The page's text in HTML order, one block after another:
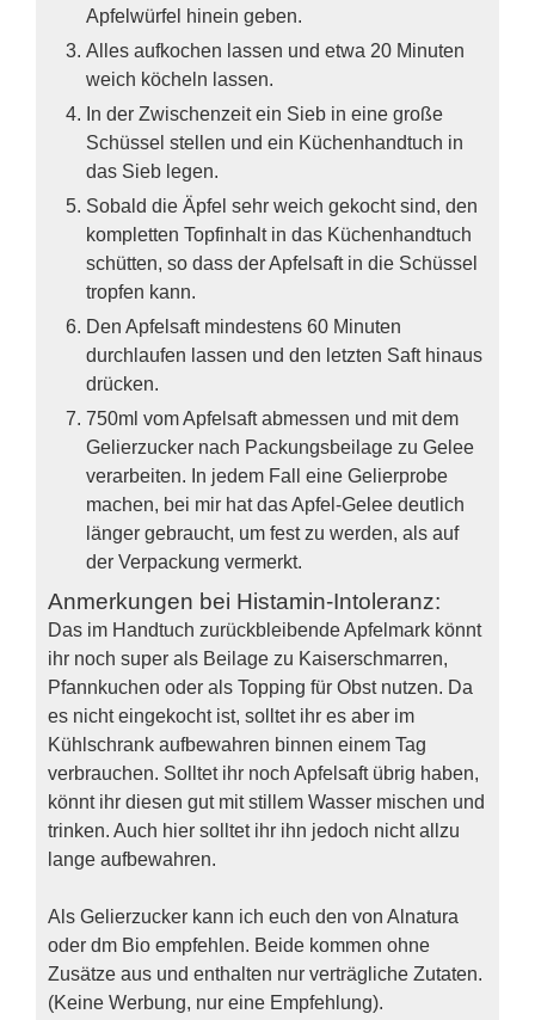
Apfelwürfel hinein geben.
Alles aufkochen lassen und etwa 20 Minuten
weich köcheln lassen.
In der Zwischenzeit ein Sieb in eine große
Schüssel stellen und ein Küchenhandtuch in
das Sieb legen.
Sobald die Äpfel sehr weich gekocht sind, den
kompletten Topfinhalt in das Küchenhandtuch
schütten, so dass der Apfelsaft in die Schüssel
tropfen kann.
Den Apfelsaft mindestens 60 Minuten
durchlaufen lassen und den letzten Saft hinaus
drücken.
750ml vom Apfelsaft abmessen und mit dem
Gelierzucker nach Packungsbeilage zu Gelee
verarbeiten. In jedem Fall eine Gelierprobe
machen, bei mir hat das Apfel-Gelee deutlich
länger gebraucht, um fest zu werden, als auf
der Verpackung vermerkt.
Anmerkungen bei Histamin-Intoleranz:
Das im Handtuch zurückbleibende Apfelmark könnt
ihr noch super als Beilage zu Kaiserschmarren,
Pfannkuchen oder als Topping für Obst nutzen. Da
es nicht eingekocht ist, solltet ihr es aber im
Kühlschrank aufbewahren binnen einem Tag
verbrauchen. Solltet ihr noch Apfelsaft übrig haben,
könnt ihr diesen gut mit stillem Wasser mischen und
trinken. Auch hier solltet ihr ihn jedoch nicht allzu
lange aufbewahren.
Als Gelierzucker kann ich euch den von Alnatura
oder dm Bio empfehlen. Beide kommen ohne
Zusätze aus und enthalten nur verträgliche Zutaten.
(Keine Werbung, nur eine Empfehlung).